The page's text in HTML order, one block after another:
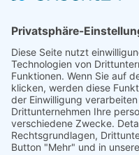
Rheinland-Pfalz
Saarland
Sachsen
Sachsen-Anhalt
Schleswig-Holstein
Thüringen